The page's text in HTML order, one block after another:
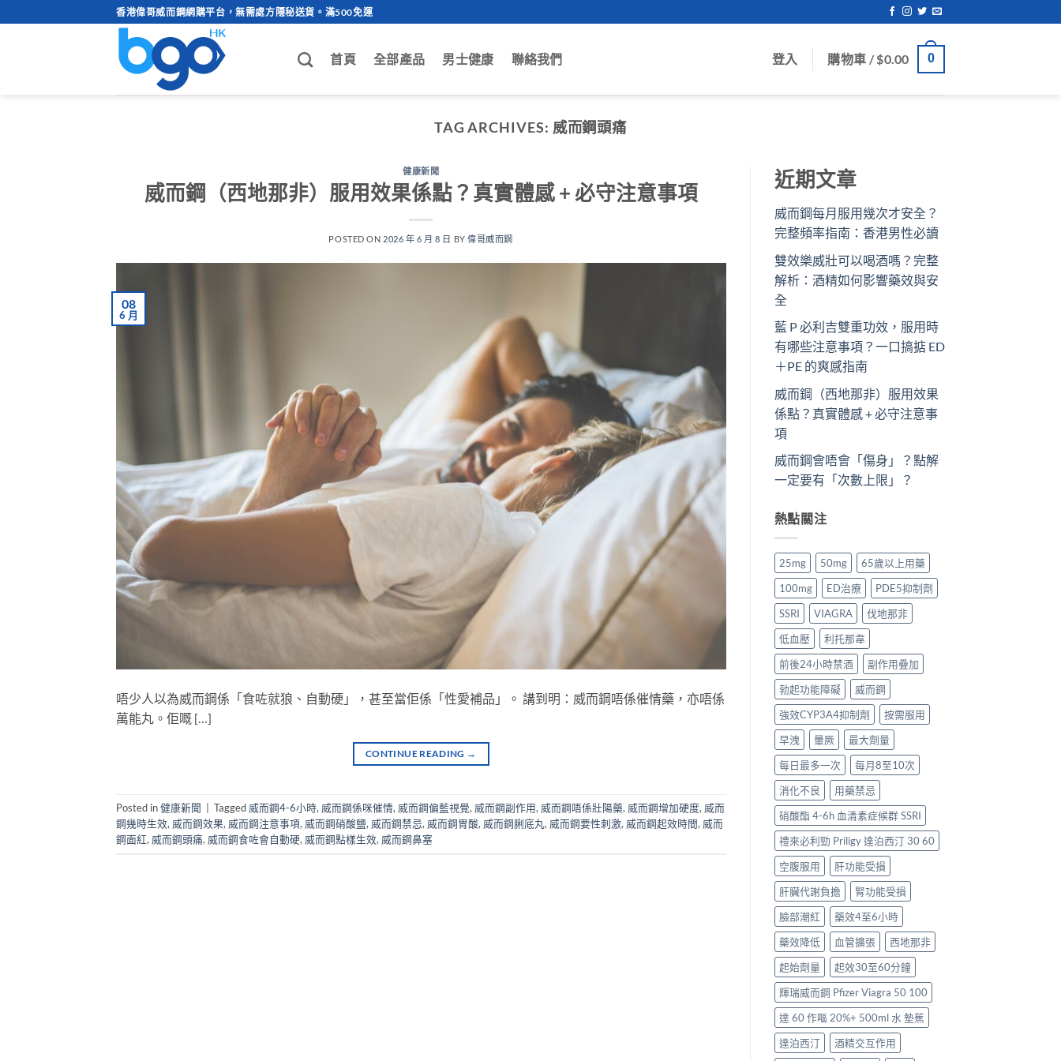
to
香港偉哥威而鋼網購平台，無需處方隱秘送貨。滿500免運
首頁 全部產品 男士健康 聯絡我們 登入 購物車 /$0.00 0
TAG ARCHIVES: 威而鋼頭痛
健康新聞
威而鋼（西地那非）服用效果係點？真實體感 + 必守注意事項
POSTED ON 2026 年 6 月 8 日 BY偉哥威而鋼
08
6 月
唔少人以為威而鋼係「食咗就狼、自動硬」，甚至當佢係「性愛補品」。 講到明：威而鋼唔係催情藥，亦唔係
萬能丸。佢嘅 […]
CONTINUE READING →
Posted in健康新聞 Tagged 威而鋼4-6小時, 威而鋼係咪催情, 威而鋼偏藍視覺, 威而鋼副作用, 威而鋼唔係壯陽藥, 威而鋼增加硬度, 威而
鋼幾時生效, 威而鋼效果, 威而鋼注意事項, 威而鋼硝酸鹽, 威而鋼禁忌, 威而鋼胃酸, 威而鋼脷底丸, 威而鋼要性刺激, 威而鋼起效時間, 威而
鋼面紅, 威而鋼頭痛, 威而鋼食咗會自動硬, 威而鋼點樣生效, 威而鋼鼻塞
近期文章
威而鋼每月服用幾次才安全？
完整頻率指南：香港男性必讀
雙效樂威壯可以喝酒嗎？完整
解析：酒精如何影響藥效與安
全
藍 P 必利吉雙重功效，服用時
有哪些注意事項？一口搞掂 ED
＋PE 的爽感指南
威而鋼（西地那非）服用效果
係點？真實體感 + 必守注意事
項
威而鋼會唔會「傷身」？點解
一定要有「次數上限」？
熱點關注
25mg 50mg
65歲以上用藥
100mg
ED治療
PDE5抑制劑
SSRI
VIAGRA
伐地那非
低血壓
利托那韋
前後24小時禁酒
副作用疊加
勃起功能障礙
威而鋼
強效CYP3A4抑制劑
按需服用
早洩
暈厥
最大劑量
每日最多一次
每月8至10次
消化不良
用藥禁忌
硝酸酯 4-6h 血清素症候群 SSRI
禮來必利勁 Priligy 達泊西汀 30 60
空腹服用
肝功能受損
肝臟代謝負擔
腎功能受損
臉部潮紅
藥效4至6小時
藥效降低
血管擴張
西地那非
起始劑量
起效30至60分鐘
輝瑞威而鋼 Pfizer Viagra 50 100
達 60 作嘔 20%+ 500ml 水 墊蕉
達泊西汀
酒精交互作用